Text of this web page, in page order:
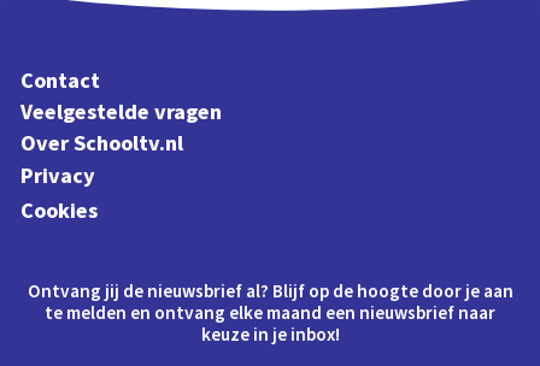
Contact
Veelgestelde vragen
Over Schooltv.nl
Privacy
Cookies
Ontvang jij de nieuwsbrief al? Blijf op de hoogte door je aan
te melden en ontvang elke maand een nieuwsbrief naar
keuze in je inbox!